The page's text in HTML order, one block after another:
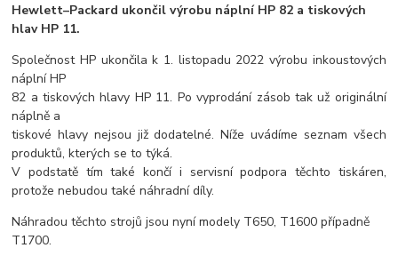
Hewlett–Packard ukončil výrobu náplní HP 82 a tiskových
hlav HP 11.
Společnost HP ukončila k 1. listopadu 2022 výrobu inkoustových
náplní HP
82 a tiskových hlavy HP 11. Po vyprodání zásob tak už originální
náplně a
tiskové hlavy nejsou již dodatelné. Níže uvádíme seznam všech
produktů, kterých se to týká.
V podstatě tím také končí i servisní podpora těchto tiskáren,
protože nebudou také náhradní díly.
Náhradou těchto strojů jsou nyní modely T650, T1600 případně
T1700.